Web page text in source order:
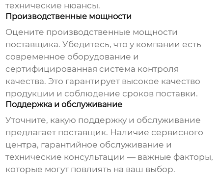
технические нюансы.
Производственные мощности
Оцените производственные мощности
поставщика. Убедитесь, что у компании есть
современное оборудование и
сертифицированная система контроля
качества. Это гарантирует высокое качество
продукции и соблюдение сроков поставки.
Поддержка и обслуживание
Уточните, какую поддержку и обслуживание
предлагает поставщик. Наличие сервисного
центра, гарантийное обслуживание и
технические консультации — важные факторы,
которые могут повлиять на ваш выбор.